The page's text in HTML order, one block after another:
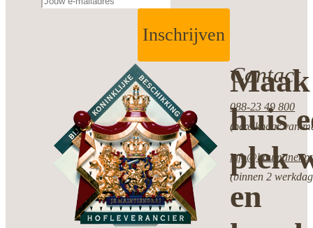
huis
plek
en
Inschrijven
Contact
088-23 49 800
(bereikbaar van
(binnen 2